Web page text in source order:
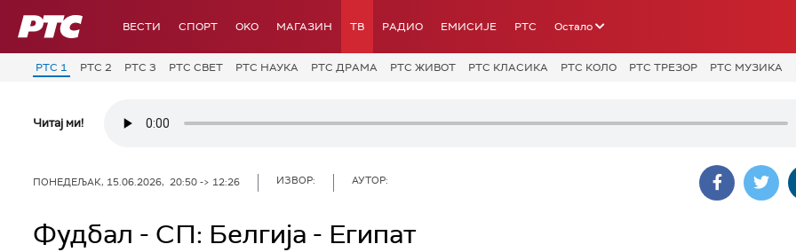
РТС ВЕСТИ СПОРТ OKO МАГАЗИН ТВ РАДИО ЕМИСИЈЕ РТС Остало
РТС 1 РТС 2 РТС 3 РТС СВЕТ РТС НАУКА РТС ДРАМА РТС ЖИВОТ РТС КЛАСИКА РТС КОЛО РТС ТРЕЗОР РТС МУЗИКА
Читај ми!
ПОНЕДЕЉАК, 15.06.2026, 20:50 -> 12:26 ИЗВОР: АУТОР:
Фудбал - СП: Белгија - Египат